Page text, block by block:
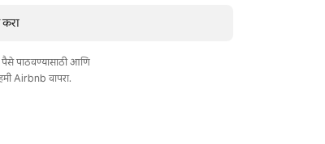
पाठवण्यासाठी आणि
Airbnb वापरा.